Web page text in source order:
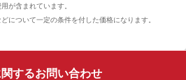
が含まれています。
について一定の条件を付した価格になります。
するお問い合わせ